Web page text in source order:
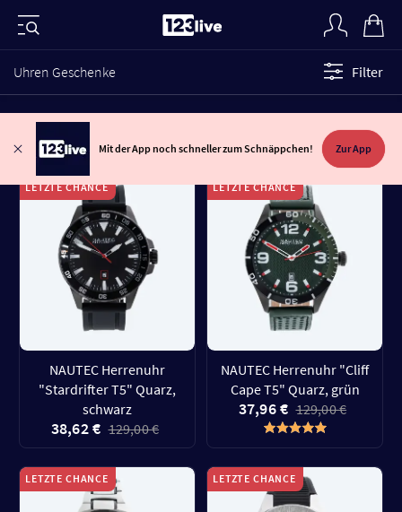
Uhren Geschenke Filter
Mit der App noch schneller zum Schnäppchen! Zur App
LETZTE CHANCE
NAUTEC Herrenuhr
"Stardrifter T5" Quarz,
schwarz
38,62 € 129,00 €
LETZTE CHANCE
NAUTEC Herrenuhr "Cliff
Cape T5" Quarz, grün
37,96 € 129,00 €
LETZTE CHANCE LETZTE CHANCE